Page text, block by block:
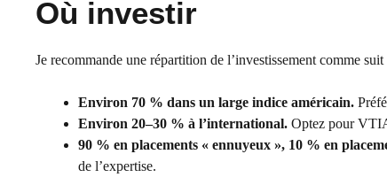
Où investir
Je recommande une répartition de l’investissement comme suit
Environ 70 % dans un large indice américain.
Environ 20–30 % à l’international. Optez pour
90 % en placements « ennuyeux », 10 % en
de l’expertise.